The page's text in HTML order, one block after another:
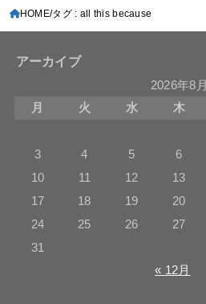
HOME タグ : all this because
アーカイブ
2026年8月
月
火 水 木
3
4 5 6
10
11 12 13
17
18 19 20
24
25 26 27
31
« 12月